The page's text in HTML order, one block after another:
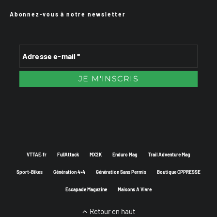
Abonnez-vous à notre newsletter
VTTAE.fr FullAttack MX2K Enduro Mag Trail Adventure Mag
Sport-Bikes Génération 4×4 Génération Sans Permis Boutique CPPRESSE
Escapade Magazine Maisons A Vivre
Retour en haut